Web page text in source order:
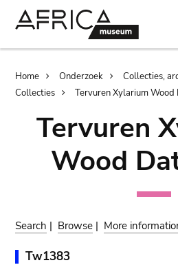
Breadcrumb
Home Onderzoek
Collecties,
Collecties
Tervuren Xylarium Wood
Tervuren
Wood
Search | Browse | More
Tw1383